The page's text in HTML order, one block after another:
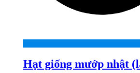
Hạt giống mướp nhật